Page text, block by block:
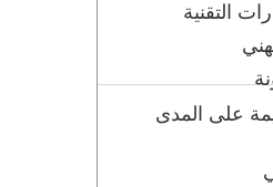
التقنية
على المدى